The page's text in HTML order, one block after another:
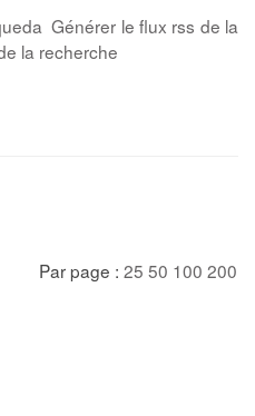
Générer le flux rss de la
la recherche
Par page : 25 50 100 200